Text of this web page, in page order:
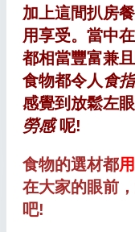
加上這間扒房
用享受。當中
都相當豐富兼且
食物都令人 食
感覺到 放鬆左
勞感 呢!
食物的選材都
在大家的眼前
吧!